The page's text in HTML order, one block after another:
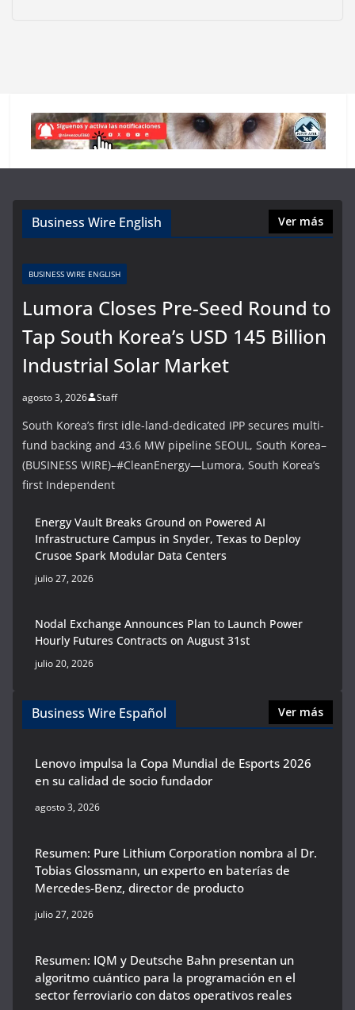
Business Wire English Ver más
BUSINESS WIRE ENGLISH
Lumora Closes Pre-Seed Round to
Tap South Korea’s USD 145 Billion
Industrial Solar Market
agosto 3, 2026 Staff
South Korea’s first idle-land-dedicated IPP secures multi-
fund backing and 43.6 MW pipeline SEOUL, South Korea–
(BUSINESS WIRE)–#CleanEnergy—Lumora, South Korea’s
first Independent
Energy Vault Breaks Ground on Powered AI
Infrastructure Campus in Snyder, Texas to Deploy
Crusoe Spark Modular Data Centers
julio 27, 2026
Nodal Exchange Announces Plan to Launch Power
Hourly Futures Contracts on August 31st
julio 20, 2026
Business Wire Español Ver más
Lenovo impulsa la Copa Mundial de Esports 2026
en su calidad de socio fundador
agosto 3, 2026
Resumen: Pure Lithium Corporation nombra al Dr.
Tobias Glossmann, un experto en baterías de
Mercedes-Benz, director de producto
julio 27, 2026
Resumen: IQM y Deutsche Bahn presentan un
algoritmo cuántico para la programación en el
sector ferroviario con datos operativos reales